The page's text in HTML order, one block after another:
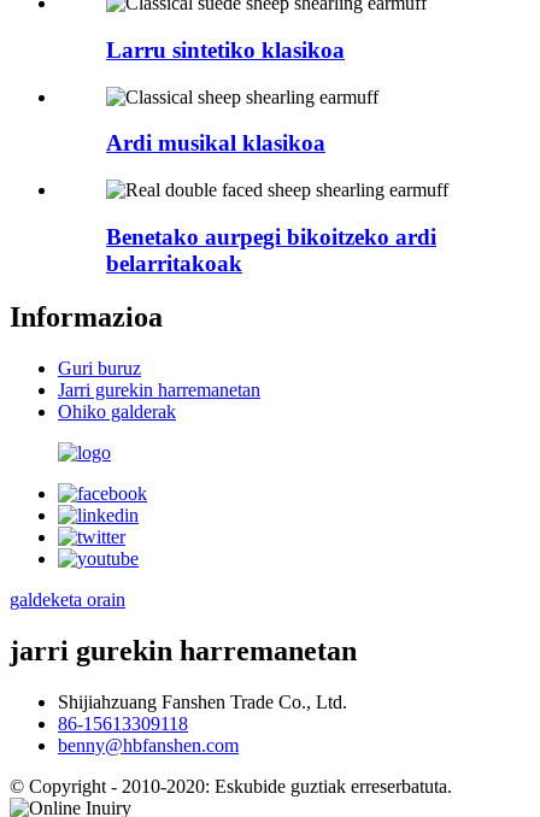
Larru sintetiko klasikoa
Ardi musikal klasikoa
Benetako aurpegi bikoitzeko ardi
belarritakoak
Informazioa
Guri buruz
Jarri gurekin harremanetan
Ohiko galderak
galdeketa orain
jarri gurekin harremanetan
Shijiahzuang Fanshen Trade Co., Ltd.
86-15613309118
benny@hbfanshen.com
© Copyright - 2010-2020: Eskubide guztiak erreserbatuta.